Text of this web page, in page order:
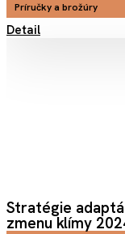
Príručky a brožúry
Detail
Stratégie
zmenu klímy